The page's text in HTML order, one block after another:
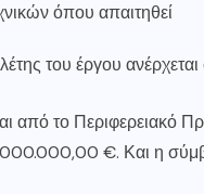
όπου απαιτηθεί
του έργου
από το
€. Και η